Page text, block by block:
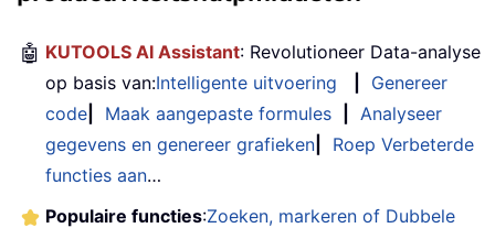
🤖 KUTOOLS AI Assistant: Revolutioneer Data-analyse
op basis van:Intelligente uitvoering
Genereer
code
Maak aangepaste formules
Analyseer
gegevens en genereer grafieken
Roep Verbeterde
functies aan…
Populaire functies:Zoeken, markeren of Dubbele